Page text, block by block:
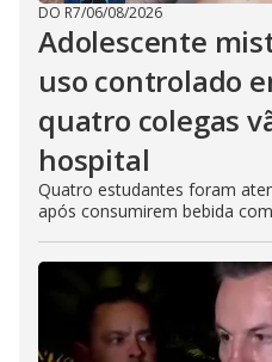
DO R7/06/08/2026
Adolescente
uso controlado
quatro colegas
hospital
Quatro estudantes foram
após consumirem bebida